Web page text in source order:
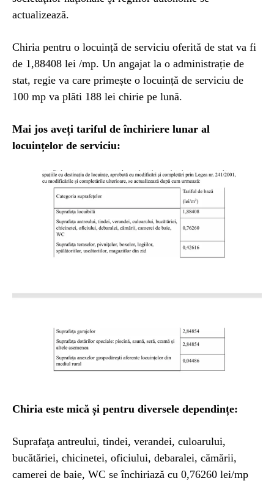
actualizează.
Chiria pentru o locuință de serviciu oferită de stat va fi
de 1,88408 lei /mp. Un angajat la o administrație de
stat, regie va care primește o locuință de serviciu de
100 mp va plăti 188 lei chirie pe lună.
Mai jos aveți tariful de închiriere lunar al
locuințelor de serviciu:
Chiria este mică și pentru diversele dependințe:
Suprafaţa antreului, tindei, verandei, culoarului,
bucătăriei, chicinetei, oficiului, debaralei, cămării,
camerei de baie, WC se închiriază cu 0,76260 lei/mp